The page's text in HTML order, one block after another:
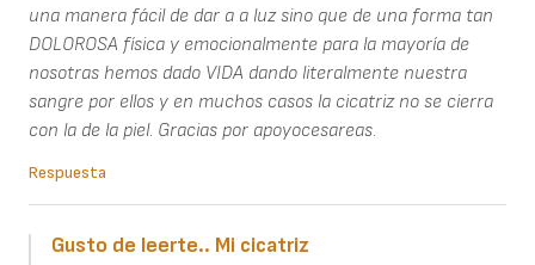
una manera fácil de dar a a luz sino que de una forma tan
DOLOROSA física y emocionalmente para la mayoría de
nosotras hemos dado VIDA dando literalmente nuestra
sangre por ellos y en muchos casos la cicatriz no se cierra
con la de la piel. Gracias por apoyocesareas.
Respuesta
Gusto de leerte.. Mi cicatriz